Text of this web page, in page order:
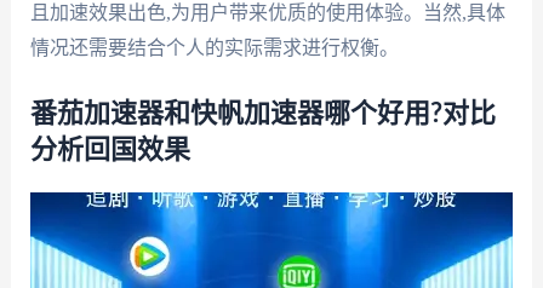
且加速效果出色,为用户带来优质的使用体验。当然,具体
情况还需要结合个人的实际需求进行权衡。
番茄加速器和快帆加速器哪个好用?对比
分析回国效果